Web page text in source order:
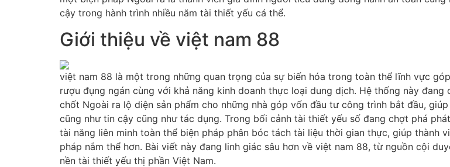
cậy trong hành trình nhiều năm tài thiết yếu cá thể.
Giới thiệu về việt nam 88
việt nam 88 là một trong những quan trọng của sự biến hóa trong toàn thể lĩnh vực
rượu đụng ngán cùng với khả năng kinh doanh thực loại dung dịch. Hệ thống này
chốt Ngoài ra lộ diện sản phẩm cho những nhà góp vốn đầu tư công trình bắt đầu,
cũng như tin cậy cũng như tác dụng. Trong bối cảnh tài thiết yếu số đang chợt phá
tài năng liên minh toàn thể biện pháp phân bóc tách tài liệu thời gian thực, giúp thành
pháp nắm thể hơn. Bài viết này đang linh giác sâu hơn về việt nam 88, từ nguồn cội
nền tài thiết yếu thị phần Việt Nam.